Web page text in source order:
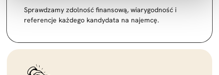
Sprawdzamy zdolność finansową, wiarygodność i
referencje każdego kandydata na najemcę.